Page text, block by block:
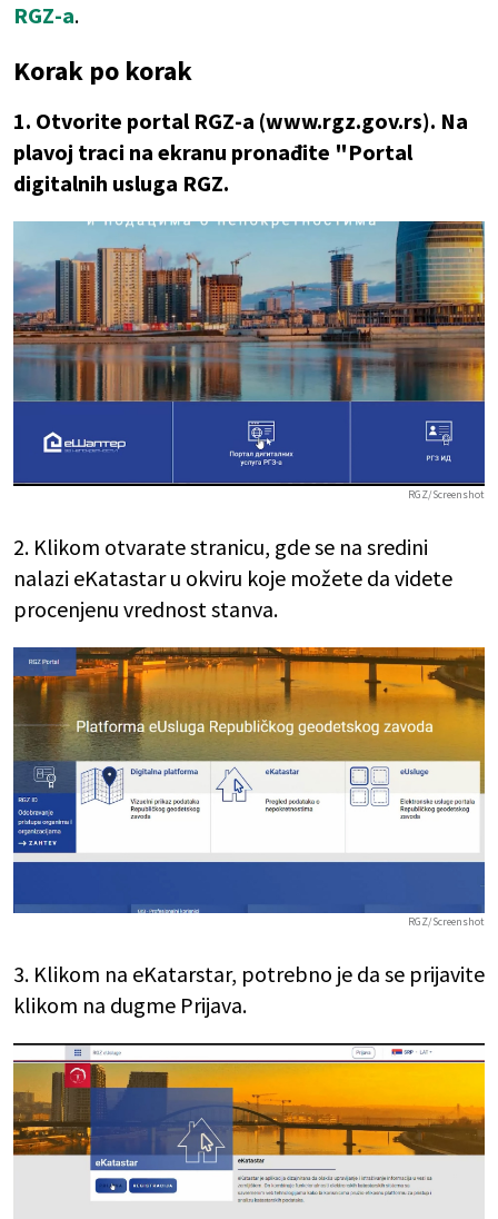
RGZ-a.
Korak po korak
1. Otvorite portal RGZ-a (www.rgz.gov.rs). Na
plavoj traci na ekranu pronađite "Portal
digitalnih usluga RGZ.
RGZ/Screenshot
2. Klikom otvarate stranicu, gde se na sredini
nalazi eKatastar u okviru koje možete da videte
procenjenu vrednost stanva.
RGZ/Screenshot
3. Klikom na eKatarstar, potrebno je da se prijavite
klikom na dugme Prijava.